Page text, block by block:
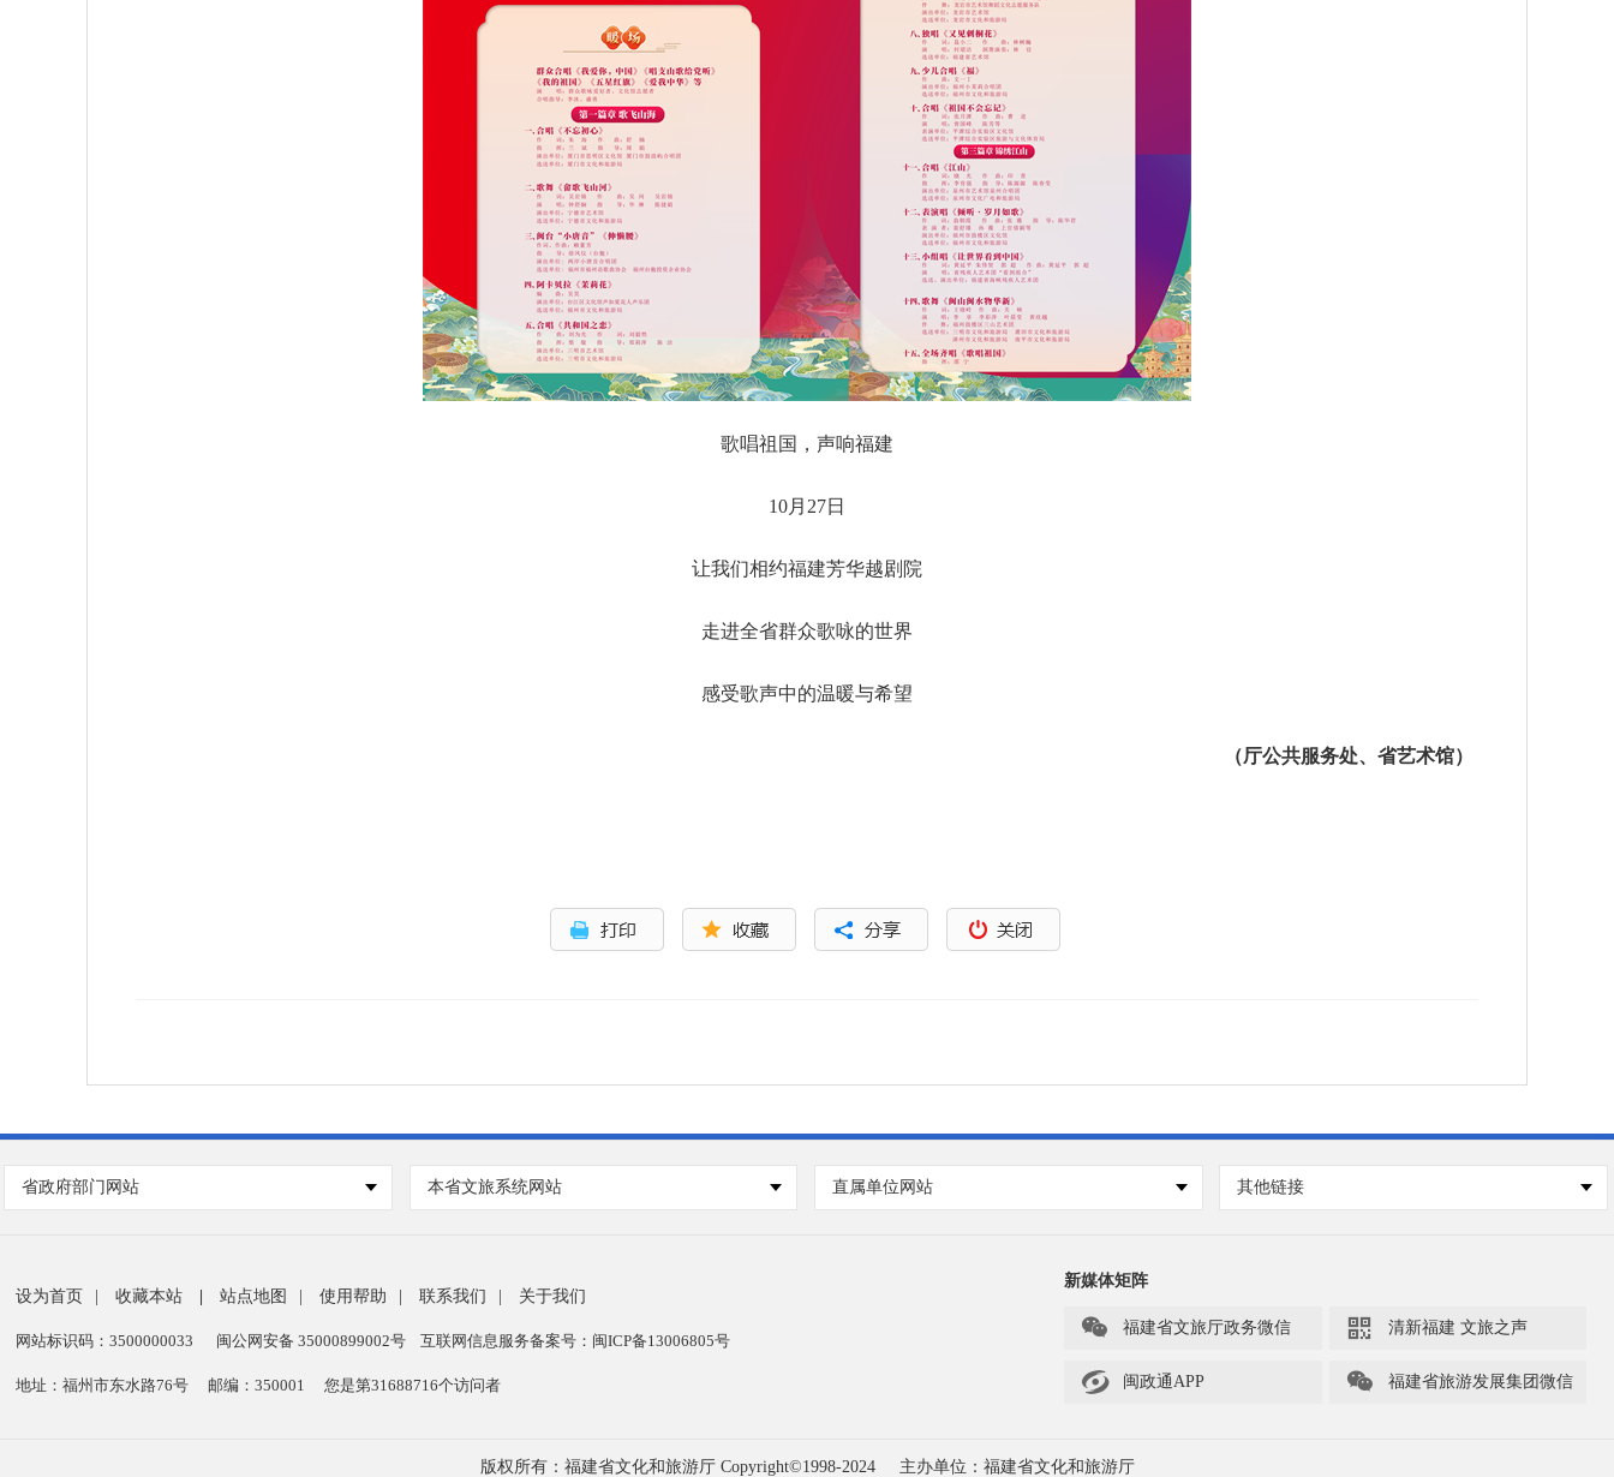
歌唱祖国，声响福建
10月27日
让我们相约福建芳华越剧院
走进全省群众歌咏的世界
感受歌声中的温暖与希望
（厅公共服务处、省艺术馆）
省政府部门网站 本省文旅系统网站 直属单位网站 其他链接
设为首页 收藏本站 站点地图 使用帮助 联系我们 关于我们
网站标识码：3500000033 闽公网安备 35000899002号 互联网信息服务备案号：闽ICP备13006805号
地址：福州市东水路76号 邮编：350001 您是第31688716个访问者
新媒体矩阵
 福建省文旅厅政务微信  清新福建 文旅之声
 闽政通APP  福建省旅游发展集团微信
版权所有：福建省文化和旅游厅 Copyright©1998-2024 主办单位：福建省文化和旅游厅